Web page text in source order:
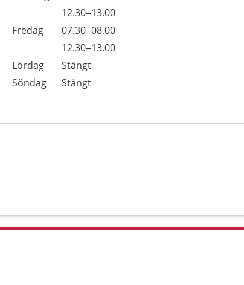
12.30–13.00
Fredag
07.30–08.00
12.30–13.00
Lördag
Stängt
Söndag
Stängt